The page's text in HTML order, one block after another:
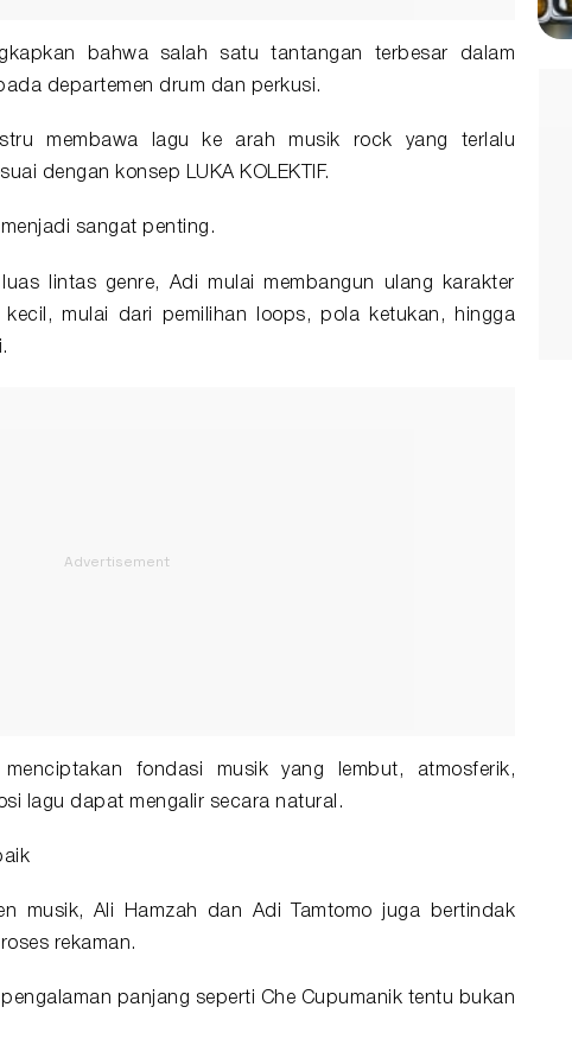
bahwa salah satu tantangan terbesar dalam
departemen drum dan perkusi.
membawa lagu ke arah musik rock yang terlalu
dengan konsep LUKA KOLEKTIF.
sangat penting.
lintas genre, Adi mulai membangun ulang karakter
mulai dari pemilihan loops, pola ketukan, hingga
fondasi musik yang lembut, atmosferik,
lagu dapat mengalir secara natural.
musik, Ali Hamzah dan Adi Tamtomo juga bertindak
rekaman.
panjang seperti Che Cupumanik tentu bukan